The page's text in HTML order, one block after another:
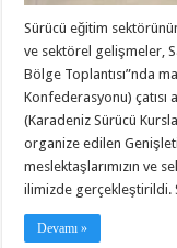
Sürücü eğitim
ve sektörel gelişmeler,
Bölge Toplantısı”nda
Konfederasyonu) çatısı
(Karadeniz Sürücü
organize edilen
meslektaşlarımızın ve
ilimizde gerçekleştirildi.
Devamı »